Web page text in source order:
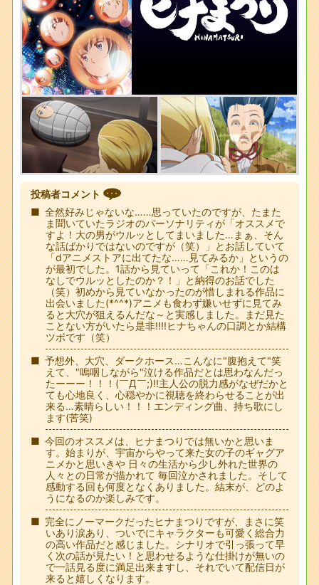
投稿者コメント
全然好みじゃないな……思っていたのですが、たまた
ま聞いていたラジオのパーソナリティが「オススメで
すよ！大の男がウルッとしてまいました…まぁ、そん
な話ばかりではないのですが（笑）」とお話していて
「dアニメストアに出てたな……見てみるか」というの
が最初でした。1話から見ていって「これか！このは
なしでウルッとしたのか？！」と納得のお話でした
（笑）初めから見ていなかったのが惜しまれる作品に
出会いました(*^^*)アニメも食わず嫌いせずに見てみ
ると大穴が狙えるんだな～と実感しました。まだ見た
ことない方がいたら是非!!!!ヒナちゃんの口調とか結構
ツボです（笑）
予想外、大穴、ダークホース…こんなに"腹抱えて"笑
えて、"嗚咽しながら"泣ける作品だとは思わなんだっ
たーーー！！！(￣Д￣;)!!主人公の脱力感がなぜだかと
ても心地良く、心穏やかに視聴を終わらせることが出
来る…素晴らしい！！！エンディング曲、持ち歌にし
ます(苦笑)
今回のオススメは、ヒナまつりでは無いかと思いま
す。始まりが、宇宙からやって来た女の子のギャグア
ニメかと思いきや 日々の生活から少し外れた世界の
人々との日常が描かれて 毎回泣かされました。そして
感動する回も何度となくありました。結末が、どのよ
うになるのか楽しみです。
完全にノーマークだったヒナまつりですが、まさに笑
いあり涙あり、ついでにキャラクターも可愛く総合力
の高い作品だと感じました。シナリオで引っ張って早
く次の話が見たい！と思わせるような仕掛けが無いの
で一話見る度に満足出来ますし、それでいて配信日が
来ると嬉しくなります。